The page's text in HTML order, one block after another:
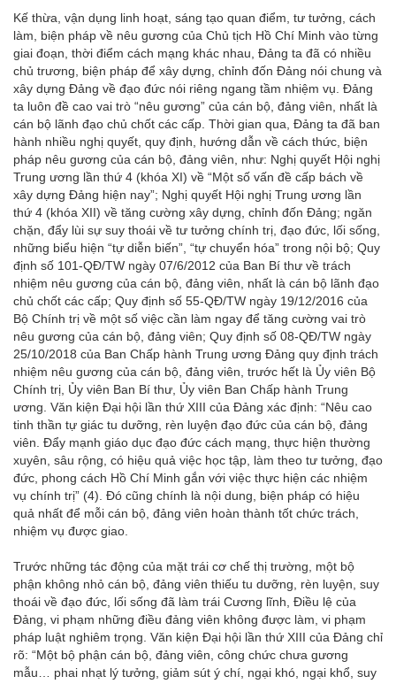
Kế thừa, vận dụng linh hoạt, sáng tạo quan điểm, tư tưởng, cách
làm, biện pháp về nêu gương của Chủ tịch Hồ Chí Minh vào từng
giai đoạn, thời điểm cách mạng khác nhau, Đảng ta đã có nhiều
chủ trương, biện pháp để xây dựng, chỉnh đốn Đảng nói chung và
xây dựng Đảng về đạo đức nói riêng ngang tầm nhiệm vụ. Đảng
ta luôn đề cao vai trò “nêu gương” của cán bộ, đảng viên, nhất là
cán bộ lãnh đạo chủ chốt các cấp. Thời gian qua, Đảng ta đã ban
hành nhiều nghị quyết, quy định, hướng dẫn về cách thức, biện
pháp nêu gương của cán bộ, đảng viên, như: Nghị quyết Hội nghị
Trung ương lần thứ 4 (khóa XI) về “Một số vấn đề cấp bách về
xây dựng Đảng hiện nay”; Nghị quyết Hội nghị Trung ương lần
thứ 4 (khóa XII) về tăng cường xây dựng, chỉnh đốn Đảng; ngăn
chặn, đẩy lùi sự suy thoái về tư tưởng chính trị, đạo đức, lối sống,
những biểu hiện “tự diễn biến”, “tự chuyển hóa” trong nội bộ; Quy
định số 101-QĐ/TW ngày 07/6/2012 của Ban Bí thư về trách
nhiệm nêu gương của cán bộ, đảng viên, nhất là cán bộ lãnh đạo
chủ chốt các cấp; Quy định số 55-QĐ/TW ngày 19/12/2016 của
Bộ Chính trị về một số việc cần làm ngay để tăng cường vai trò
nêu gương của cán bộ, đảng viên; Quy định số 08-QĐ/TW ngày
25/10/2018 của Ban Chấp hành Trung ương Đảng quy định trách
nhiệm nêu gương của cán bộ, đảng viên, trước hết là Ủy viên Bộ
Chính trị, Ủy viên Ban Bí thư, Ủy viên Ban Chấp hành Trung
ương. Văn kiện Đại hội lần thứ XIII của Đảng xác định: “Nêu cao
tinh thần tự giác tu dưỡng, rèn luyện đạo đức của cán bộ, đảng
viên. Đẩy mạnh giáo dục đạo đức cách mạng, thực hiện thường
xuyên, sâu rộng, có hiệu quả việc học tập, làm theo tư tưởng, đạo
đức, phong cách Hồ Chí Minh gắn với việc thực hiện các nhiệm
vụ chính trị” (4). Đó cũng chính là nội dung, biện pháp có hiệu
quả nhất để mỗi cán bộ, đảng viên hoàn thành tốt chức trách,
nhiệm vụ được giao.
Trước những tác động của mặt trái cơ chế thị trường, một bộ
phận không nhỏ cán bộ, đảng viên thiếu tu dưỡng, rèn luyện, suy
thoái về đạo đức, lối sống đã làm trái Cương lĩnh, Điều lệ của
Đảng, vi phạm những điều đảng viên không được làm, vi phạm
pháp luật nghiêm trọng. Văn kiện Đại hội lần thứ XIII của Đảng chỉ
rõ: “Một bộ phận cán bộ, đảng viên, công chức chưa gương
mẫu… phai nhạt lý tưởng, giảm sút ý chí, ngại khó, ngại khổ, suy